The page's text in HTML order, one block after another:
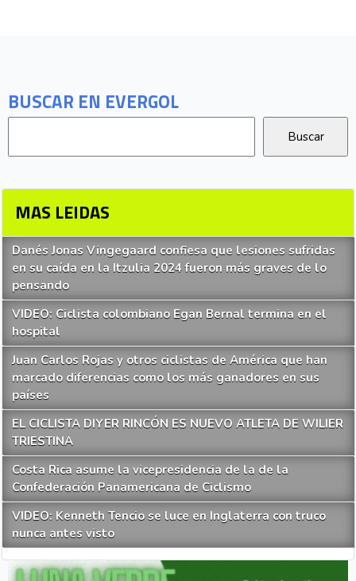
BUSCAR EN EVERGOL
MAS LEIDAS
Danés Jonas Vingegaard confiesa que lesiones sufridas
en su caída en la Itzulia 2024 fueron más graves de lo
pensando
VIDEO: Ciclista colombiano Egan Bernal termina en el
hospital
Juan Carlos Rojas y otros ciclistas de América que han
marcado diferencias como los más ganadores en sus
países
EL CICLISTA DIYER RINCÓN ES NUEVO ATLETA DE WILIER
TRIESTINA
Costa Rica asume la vicepresidencia de la de la
Confederación Panamericana de Ciclismo
VIDEO: Kenneth Tencio se luce en Inglaterra con truco
nunca antes visto